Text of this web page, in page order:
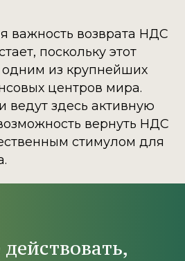
важность возврата НДС
поскольку этот
одним из крупнейших
центров мира.
ведут здесь активную
вернуть НДС
стимулом для